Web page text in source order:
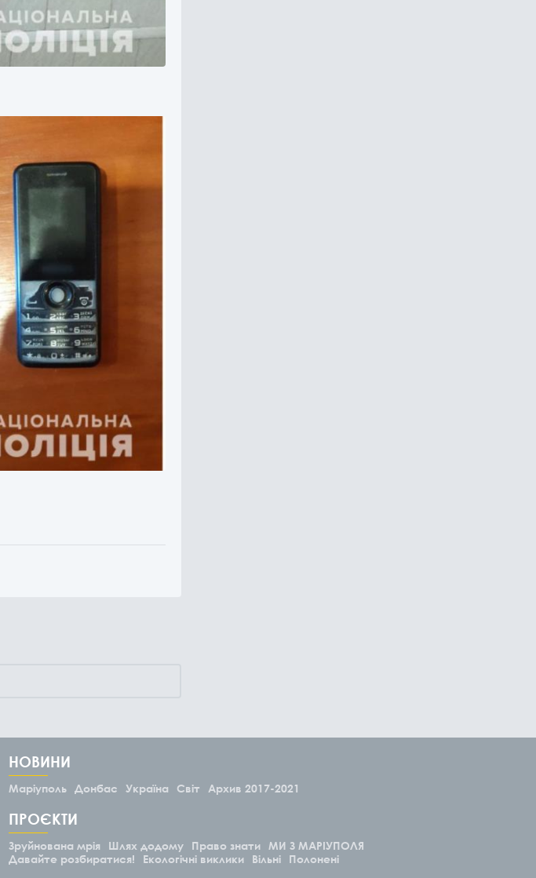
НОВИНИ
Маріуполь Донбас Україна Світ Архив 2017-2021
ПРОЄКТИ
Зруйнована мрія Шлях додому Право знати
МИ З МАРІУПОЛЯ
Давайте розбиратися!
Екологічні виклики Вільні Полонені